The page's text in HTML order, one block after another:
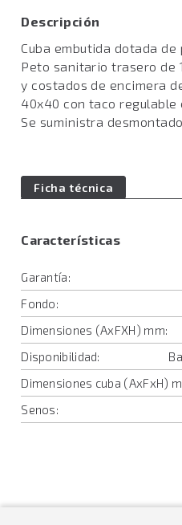
Descripción
Cuba embutida dotada
Peto sanitario trasero de
y costados de encimera
40x40 con taco
Se suministra
Ficha técnica
Características
Garantía:
Fondo:
Dimensiones (AxFXH) mm:
Disponibilidad:
Dimensiones cuba (AxFxH)
Senos: